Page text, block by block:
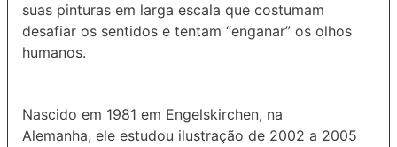
suas pinturas em larga escala que costumam
desafiar os sentidos e tentam “enganar” os olhos
humanos.
Nascido em 1981 em Engelskirchen, na
Alemanha, ele estudou ilustração de 2002 a 2005